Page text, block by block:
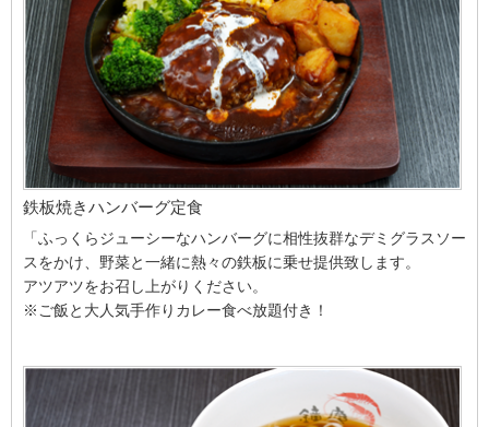
鉄板焼きハンバーグ定食
「ふっくらジューシーなハンバーグに相性抜群なデミグラスソー
スをかけ、野菜と一緒に熱々の鉄板に乗せ提供致します。
アツアツをお召し上がりください。
※ご飯と大人気手作りカレー食べ放題付き！